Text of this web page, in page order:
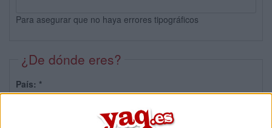
Para asegurar que no haya errores tipográficos
¿De dónde eres?
País: *